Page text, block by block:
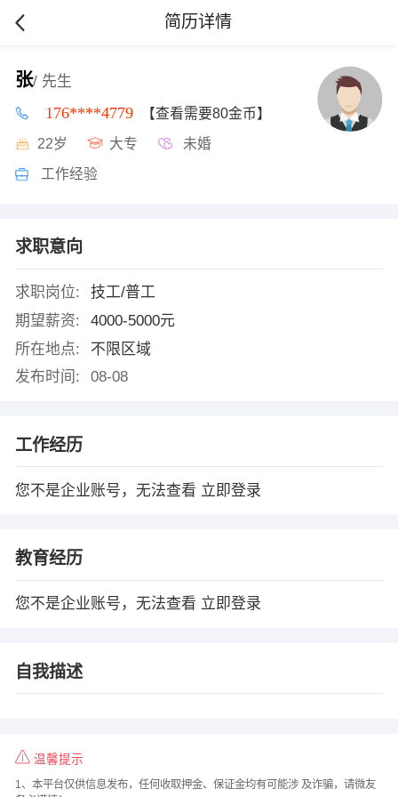
简历详情
张/ 先生
176****4779 【查看需要80金币】
22岁 大专 未婚
工作经验
求职意向
求职岗位:
技工/普工
期望薪资:
4000-5000元
所在地点:
不限区域
发布时间:
08-08
工作经历
您不是企业账号，无法查看 立即登录
教育经历
您不是企业账号，无法查看 立即登录
自我描述
温馨提示
1、本平台仅供信息发布，任何收取押金、保证金均有可能涉 及诈骗，请微友